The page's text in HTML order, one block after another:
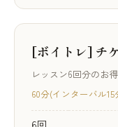
[ボイトレ] チ
レッスン6回分のお
60分(インターバル
6回